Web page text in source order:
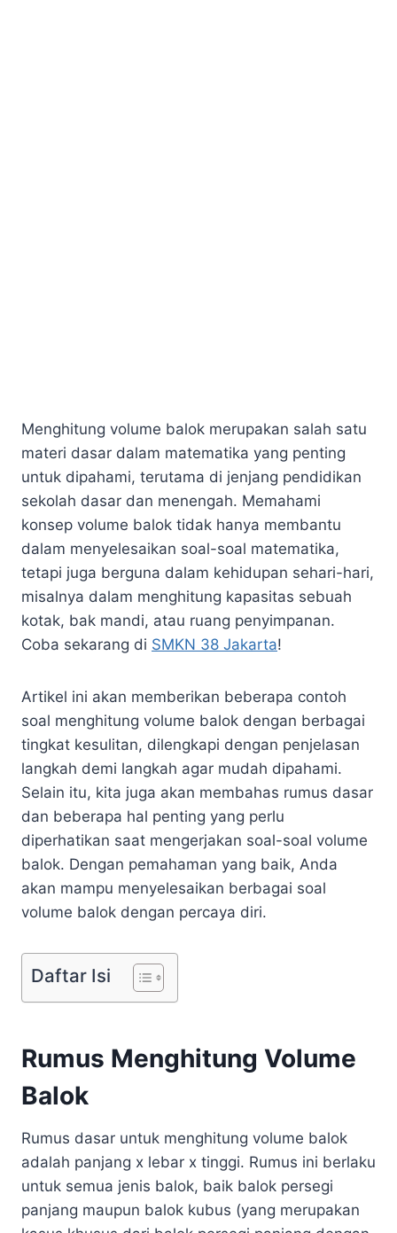
Menghitung volume balok merupakan salah satu
materi dasar dalam matematika yang penting
untuk dipahami, terutama di jenjang pendidikan
sekolah dasar dan menengah. Memahami
konsep volume balok tidak hanya membantu
dalam menyelesaikan soal-soal matematika,
tetapi juga berguna dalam kehidupan sehari-hari,
misalnya dalam menghitung kapasitas sebuah
kotak, bak mandi, atau ruang penyimpanan.
Coba sekarang di SMKN 38 Jakarta!
Artikel ini akan memberikan beberapa contoh
soal menghitung volume balok dengan berbagai
tingkat kesulitan, dilengkapi dengan penjelasan
langkah demi langkah agar mudah dipahami.
Selain itu, kita juga akan membahas rumus dasar
dan beberapa hal penting yang perlu
diperhatikan saat mengerjakan soal-soal volume
balok. Dengan pemahaman yang baik, Anda
akan mampu menyelesaikan berbagai soal
volume balok dengan percaya diri.
Daftar Isi
Rumus Menghitung Volume
Balok
Rumus dasar untuk menghitung volume balok
adalah panjang x lebar x tinggi. Rumus ini berlaku
untuk semua jenis balok, baik balok persegi
panjang maupun balok kubus (yang merupakan